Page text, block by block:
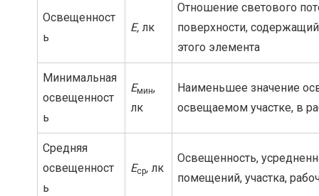
Освещенност
ь
Е,лк
Отношение светового
поверхности,
этого элемента
Минимальная
освещенност
ь
Емин,
лк
Наименьшее значение
освещаемом участке, в
Средняя
освещенност
ь
Еср,лк
Освещенность,
помещений, участка,